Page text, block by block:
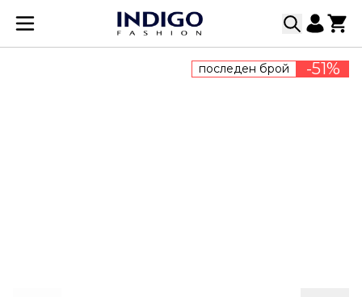
Прескачане към съдържанието
последен брой -51%